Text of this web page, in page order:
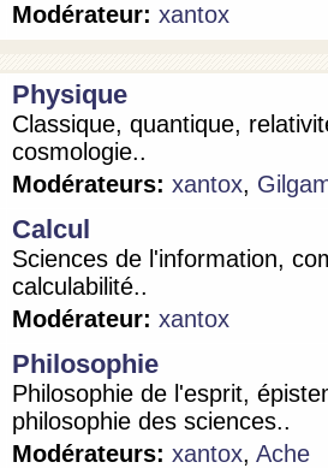
Modérateur: xantox
Physique
Classique, quantique,
cosmologie..
Modérateurs: xantox,
Calcul
Sciences de l'information,
calculabilité..
Modérateur: xantox
Philosophie
Philosophie de l'esprit,
philosophie des sciences..
Modérateurs: xantox, Ache